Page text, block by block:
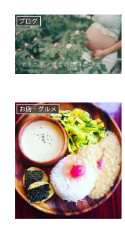
ブログ
お店・グルメ